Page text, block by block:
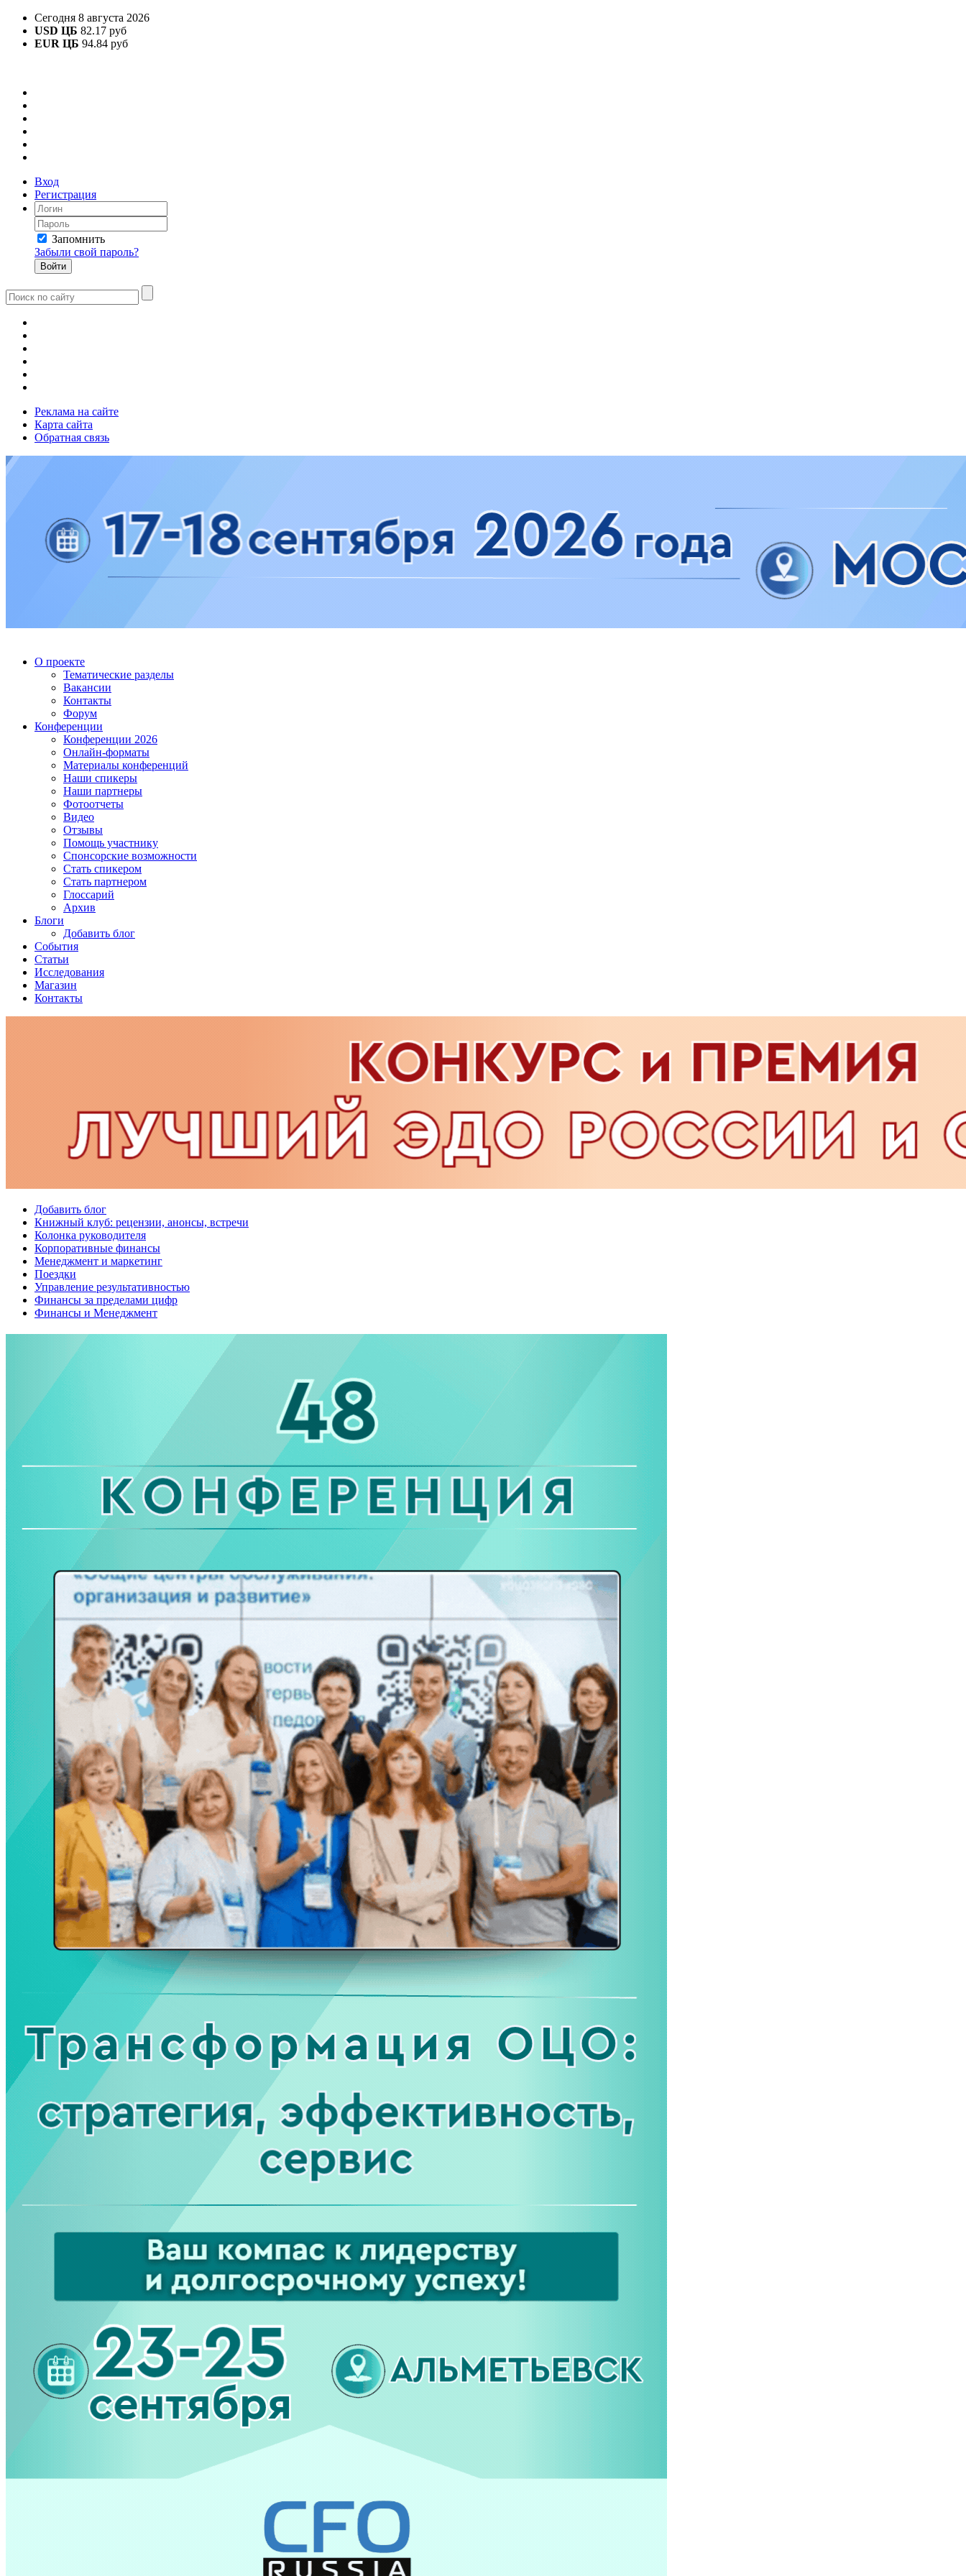
Сегодня 8 августа 2026
USD ЦБ 82.17 руб
EUR ЦБ 94.84 руб
Вход
Регистрация
Запомнить
Забыли свой пароль?
Реклама на сайте
Карта сайта
Обратная связь
О проекте
Тематические разделы
Вакансии
Контакты
Форум
Конференции
Конференции 2026
Онлайн-форматы
Материалы конференций
Наши спикеры
Наши партнеры
Фотоотчеты
Видео
Отзывы
Помощь участнику
Спонсорские возможности
Стать спикером
Стать партнером
Глоссарий
Архив
Блоги
Добавить блог
События
Статьи
Исследования
Магазин
Контакты
Добавить блог
Книжный клуб: рецензии, анонсы, встречи
Колонка руководителя
Корпоративные финансы
Менеджмент и маркетинг
Поездки
Управление результативностью
Финансы за пределами цифр
Финансы и Менеджмент